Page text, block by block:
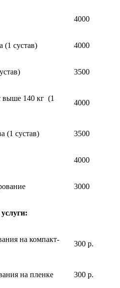
4000
(1 сустав) 4000
3500
выше 140 кг (1
4000
(1 сустав) 3500
4000
3000
на компакт-
300 р.
на пленке 300 р.